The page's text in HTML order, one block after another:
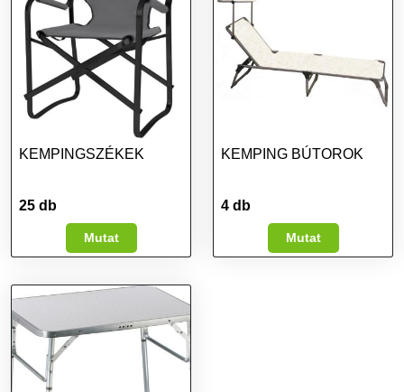
KEMPINGSZÉKEK
25 db
Mutat
KEMPING BÚTOROK
4 db
Mutat